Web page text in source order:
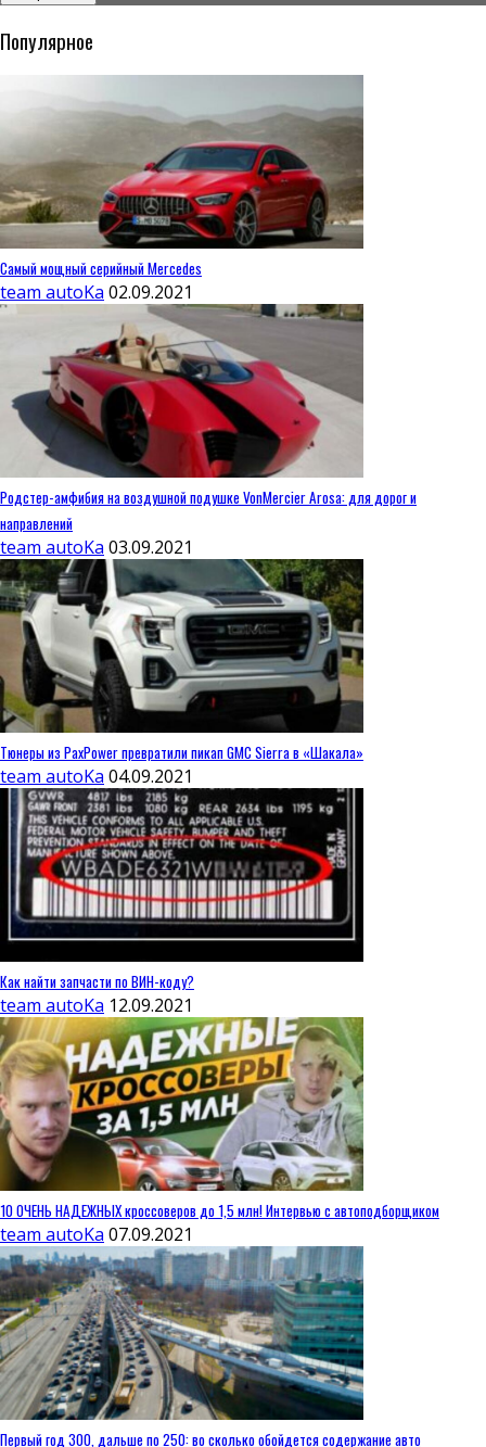
Популярное
Самый мощный серийный Mercedes
team autoKa 02.09.2021
Родстер-амфибия на воздушной подушке VonMercier Arosa: для дорог и
направлений
team autoKa 03.09.2021
Тюнеры из PaxPower превратили пикап GMC Sierra в «Шакала»
team autoKa 04.09.2021
Как найти запчасти по ВИН-коду?
team autoKa 12.09.2021
10 ОЧЕНЬ НАДЕЖНЫХ кроссоверов до 1,5 млн! Интервью с автоподборщиком
team autoKa 07.09.2021
Первый год 300, дальше по 250: во сколько обойдется содержание авто